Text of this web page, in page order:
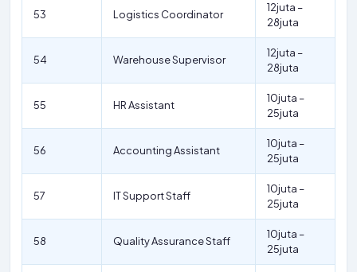
53 Logistics Coordinator
12juta –
28juta
54 Warehouse Supervisor
12juta –
28juta
55 HR Assistant
10juta –
25juta
56 Accounting Assistant
10juta –
25juta
57 IT Support Staff
10juta –
25juta
58 Quality Assurance Staff
10juta –
25juta